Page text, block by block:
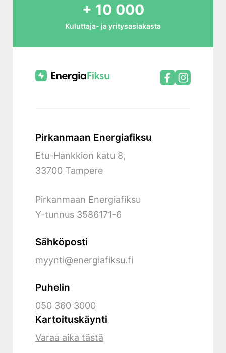
+ 10 000
Kuluttaja- ja yritysasiakasta
Pirkanmaan Energiafiksu
Etu-Hankkion katu 8,
33700 Tampere
Pirkanmaan Energiafiksu
Y-tunnus 3586171-6
Sähköposti
myynti@energiafiksu.fi
Puhelin
050 360 3000
Kartoituskäynti
Varaa aika tästä